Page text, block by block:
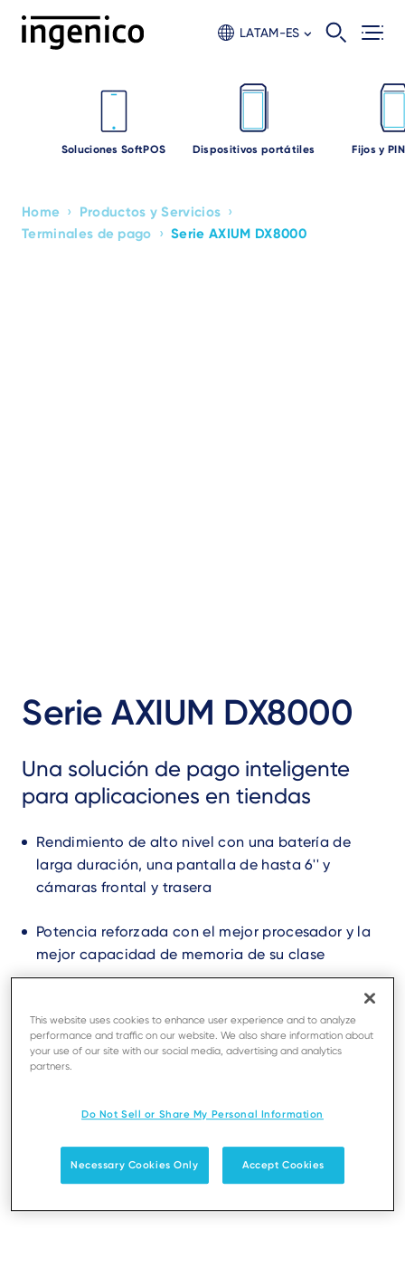
LATAM-ES
Soluciones SoftPOS Dispositivos portátiles Fijos y
Breadcrumb
Home › Productos y Servicios ›
Terminales de pago › Serie AXIUM DX8000
Serie AXIUM DX8000
Una solución de pago inteligente
para aplicaciones en tiendas
Rendimiento de alto nivel con una batería de
larga duración, una pantalla de hasta 6'' y
cámaras frontal y trasera
Potencia reforzada con el mejor procesador y la
mejor capacidad de memoria de su clase
Nuevas oportunidades de negocio gracias a las
vanguardistas aplicaciones Android de
Android 10
Encuentra un distribuidor
This website uses cookies to enhance user experience and to analyze
performance and traffic on our website. We also share information about
your use of our site with our social media, advertising and analytics
partners.
Do Not Sell or Share My Personal Information
Necessary Cookies Only Accept Cookies